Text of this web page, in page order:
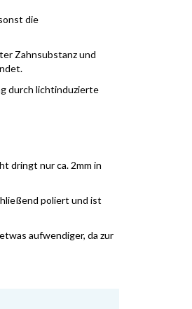
die
Zahnsubstanz und
durch lichtinduzierte
dringt nur ca. 2mm in
poliert und ist
aufwendiger, da zur